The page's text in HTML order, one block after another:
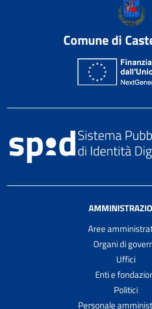
Comune di
Aree
Organi di
Uffici
Enti e
Politici
Personale